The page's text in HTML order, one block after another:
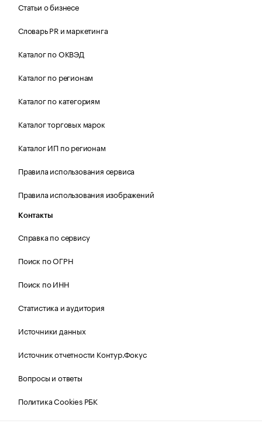
Статьи о бизнесе
Словарь PR и маркетинга
Каталог по ОКВЭД
Каталог по регионам
Каталог по категориям
Каталог торговых марок
Каталог ИП по регионам
Правила использования сервиса
Правила использования изображений
Контакты
Справка по сервису
Поиск по ОГРН
Поиск по ИНН
Статистика и аудитория
Источники данных
Источник отчетности Контур.Фокус
Вопросы и ответы
Политика Cookies РБК